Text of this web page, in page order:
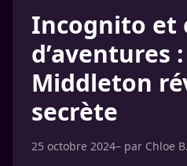
Incognito et
d’aventures
Middleton
secrète
25 octobre 2024– par Chloe